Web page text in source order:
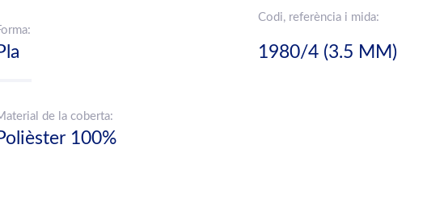
de la coberta:
100%
Codi, referència i mida:
1980/4 (3.5 MM)